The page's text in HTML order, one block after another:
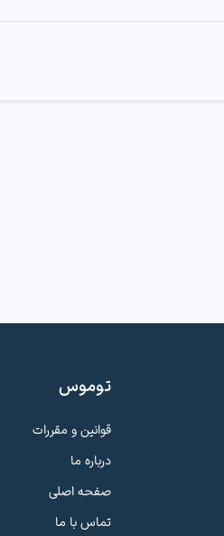
توموس
قوانین و مقررات
درباره ما
صفحه اصلی
تماس با ما